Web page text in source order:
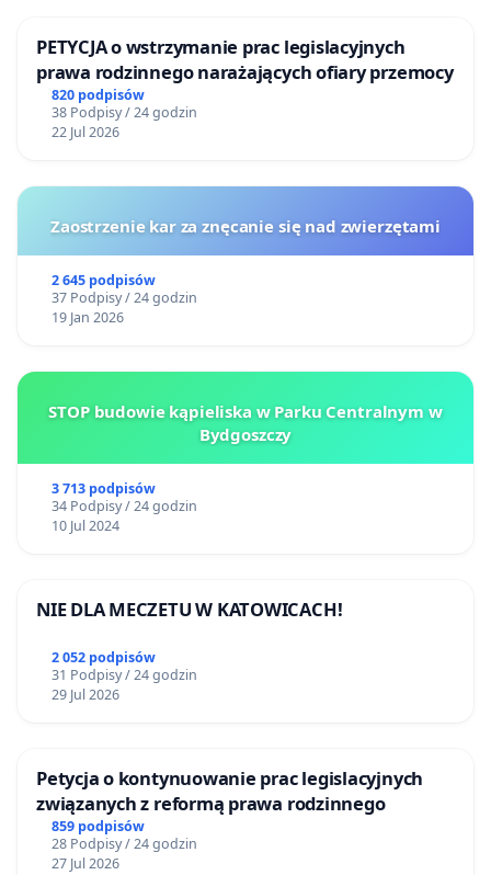
PETYCJA o wstrzymanie prac legislacyjnych
prawa rodzinnego narażających ofiary przemocy
820 podpisów
38 Podpisy / 24 godzin
22 Jul 2026
Zaostrzenie kar za znęcanie się nad zwierzętami
2 645 podpisów
37 Podpisy / 24 godzin
19 Jan 2026
STOP budowie kąpieliska w Parku Centralnym w
Bydgoszczy
3 713 podpisów
34 Podpisy / 24 godzin
10 Jul 2024
NIE DLA MECZETU W KATOWICACH!
2 052 podpisów
31 Podpisy / 24 godzin
29 Jul 2026
Petycja o kontynuowanie prac legislacyjnych
związanych z reformą prawa rodzinnego
859 podpisów
28 Podpisy / 24 godzin
27 Jul 2026